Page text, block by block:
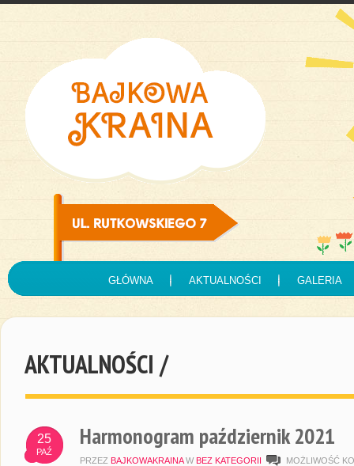
GŁÓWNA AKTUALNOŚCI GALERIA
AKTUALNOŚCI /
25
PAŹ
Harmonogram październik 2021
PRZEZ BAJKOWAKRAINA W BEZ KATEGORII MOŻLIWOŚĆ